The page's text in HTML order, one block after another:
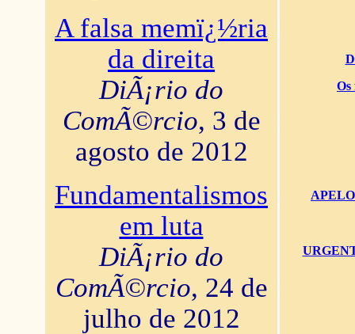
A falsa memï¿½ria
da direita
DiÃ¡rio do
ComÃ©rcio, 3 de
agosto de 2012
Fundamentalismos
em luta
DiÃ¡rio do
ComÃ©rcio, 24 de
julho de 2012
Os